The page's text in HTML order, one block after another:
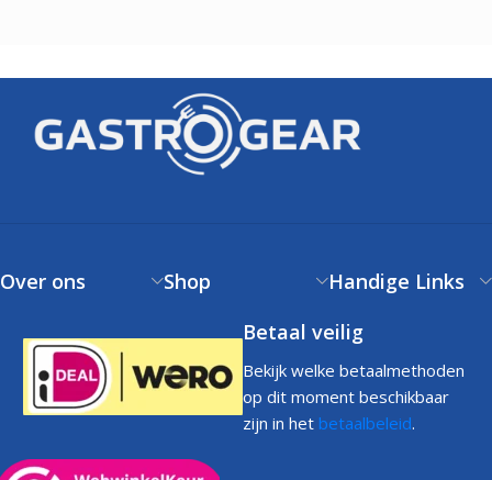
Over ons Shop
Handige Links
Betaal veilig
Bekijk welke betaalmethoden
op dit moment beschikbaar
zijn in het betaalbeleid.